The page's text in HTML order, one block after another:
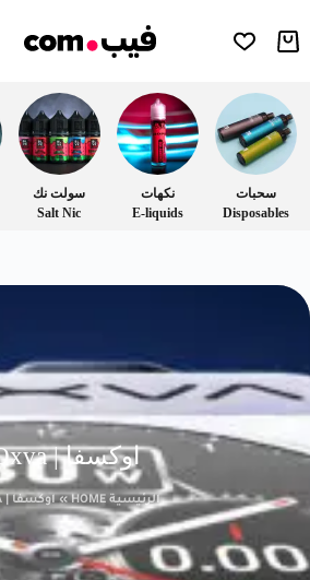
سحبات
Disposables
نكهات
E-liquids
سولت نك
Salt Nic
اوكسفا | Oxva
الرئيسية HOME »اوكسفا | OXVA